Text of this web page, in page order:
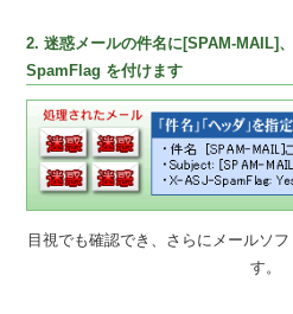
2. 迷惑メールの件名に[SPAM-MAIL]
SpamFlag を付けます
目視でも確認でき、さらにメールソ
す。